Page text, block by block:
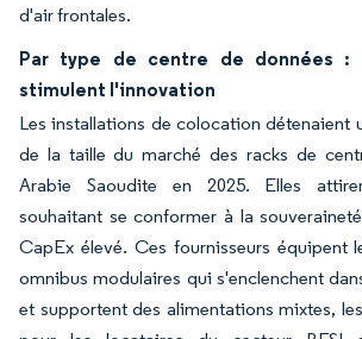
d'air frontales.
Par type de centre de données :
stimulent l'innovation
Les installations de colocation détenaient
de la taille du marché des racks de
Arabie Saoudite en 2025. Elles
souhaitant se conformer à la
CapEx élevé. Ces fournisseurs équipent
omnibus modulaires qui s'enclenchent
et supportent des alimentations mixtes,